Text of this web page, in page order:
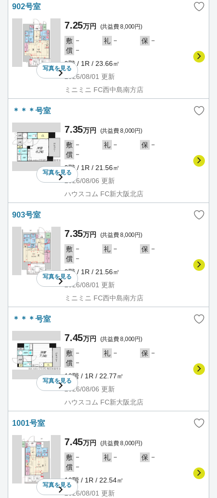
902号室
写真を見る
7.25万円 (共益費 8,000円)
敷 － 礼 － 保 －
償 －
9階 / 1R / 23.66㎡
2026/08/01 更新
ミニミニ FC西中島南方店
＊＊＊号室
写真を見る
7.35万円 (共益費 8,000円)
敷 － 礼 － 保 －
償 －
9階 / 1R / 21.56㎡
2026/08/06 更新
ハウスコム FC新大阪北店
903号室
写真を見る
7.35万円 (共益費 8,000円)
敷 － 礼 － 保 －
償 －
9階 / 1R / 21.56㎡
2026/08/01 更新
ミニミニ FC西中島南方店
＊＊＊号室
写真を見る
7.45万円 (共益費 8,000円)
敷 － 礼 － 保 －
償 －
10階 / 1R / 22.77㎡
2026/08/06 更新
ハウスコム FC新大阪北店
1001号室
写真を見る
7.45万円 (共益費 8,000円)
敷 － 礼 － 保 －
償 －
10階 / 1R / 22.54㎡
2026/08/01 更新